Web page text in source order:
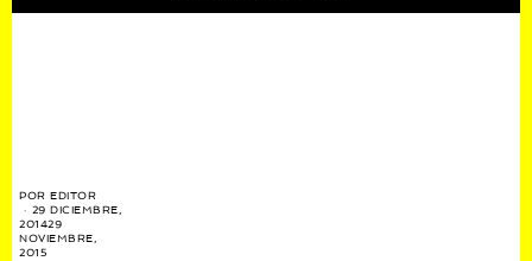
POREDITOR
29 DICIEMBRE,
201429
NOVIEMBRE,
2015